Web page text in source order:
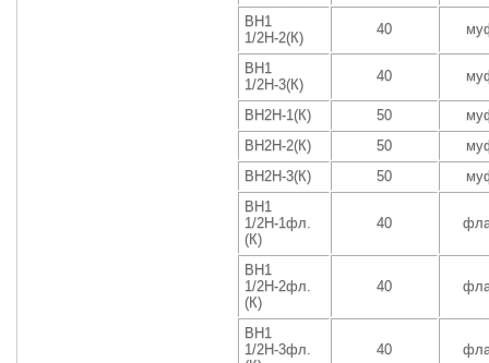
ВН1
1/2Н-2(К)
40
ВН1
1/2Н-3(К)
40
ВН2Н-1(К) 50
ВН2Н-2(К)
50
ВН2Н-3(К)
50
ВН1
1/2Н-1фл.
(К)
40
ВН1
1/2Н-2фл.
(К)
40
ВН1
1/2Н-3фл.
40